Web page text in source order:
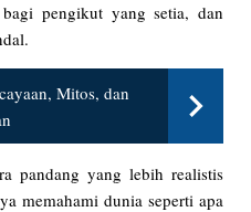
pengikut yang setia, dan
Mitos, dan
pandang yang lebih realistis
memahami dunia seperti apa